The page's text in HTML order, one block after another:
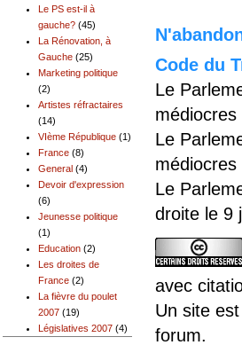
Code du
Le
Le
Le
droite le 9
avec
Un site
forum.
Le PS est-il à
gauche? (45)
La Rénovation, à
Gauche (25)
Marketing politique
(2)
Artistes réfractaires
(14)
VIème République (1)
France (8)
General (4)
Devoir d'expression
(6)
Jeunesse politique
(1)
Education (2)
Les droites de
France (2)
La fièvre du poulet
2007 (19)
Législatives 2007 (4)